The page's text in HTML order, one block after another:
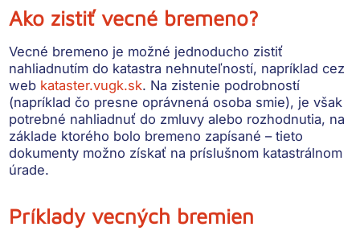
Ako zistiť vecné bremeno?
Vecné bremeno je možné jednoducho zistiť
nahliadnutím do katastra nehnuteľností, napríklad cez
web kataster.vugk.sk. Na zistenie podrobností
(napríklad čo presne oprávnená osoba smie), je však
potrebné nahliadnuť do zmluvy alebo rozhodnutia, na
základe ktorého bolo bremeno zapísané – tieto
dokumenty možno získať na príslušnom katastrálnom
úrade.
Príklady vecných bremien